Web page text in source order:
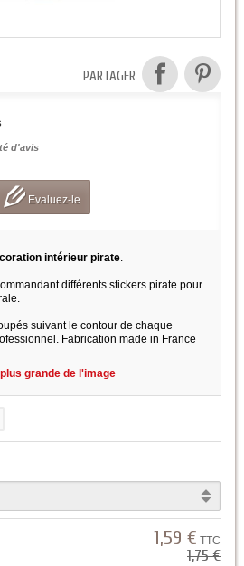
PARTAGER
d'avis
Evaluez-le
intérieur pirate.
différents stickers pirate pour
suivant le contour de chaque
Fabrication made in France
grande de l'image
1,59 € TTC
1,75 €